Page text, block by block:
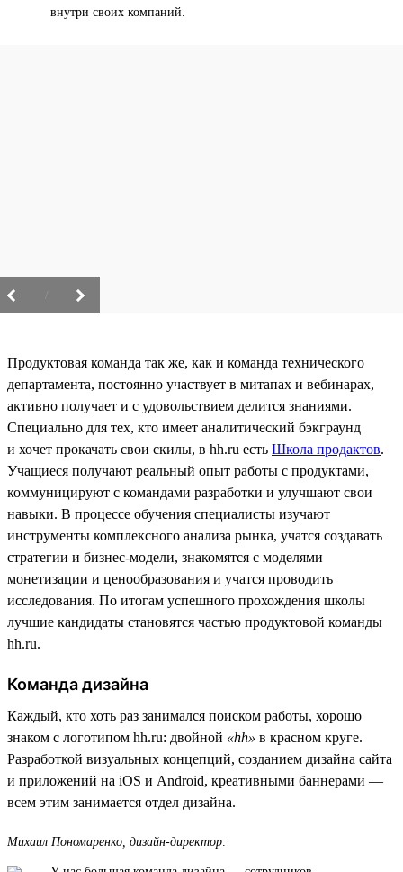
внутри своих компаний.
Продуктовая команда так же, как и команда технического
департамента, постоянно участвует в митапах и вебинарах,
активно получает и с удовольствием делится знаниями.
Специально для тех, кто имеет аналитический бэкграунд
и хочет прокачать свои скилы, в hh.ru есть Школа продактов.
Учащиеся получают реальный опыт работы с продуктами,
коммуницируют с командами разработки и улучшают свои
навыки. В процессе обучения специалисты изучают
инструменты комплексного анализа рынка, учатся создавать
стратегии и бизнес-модели, знакомятся с моделями
монетизации и ценообразования и учатся проводить
исследования. По итогам успешного прохождения школы
лучшие кандидаты становятся частью продуктовой команды
hh.ru.
Команда дизайна
Каждый, кто хоть раз занимался поиском работы, хорошо
знаком с логотипом hh.ru: двойной «hh» в красном круге.
Разработкой визуальных концепций, созданием дизайна сайта
и приложений на iOS и Android, креативными баннерами —
всем этим занимается отдел дизайна.
Михаил Пономаренко, дизайн-директор: